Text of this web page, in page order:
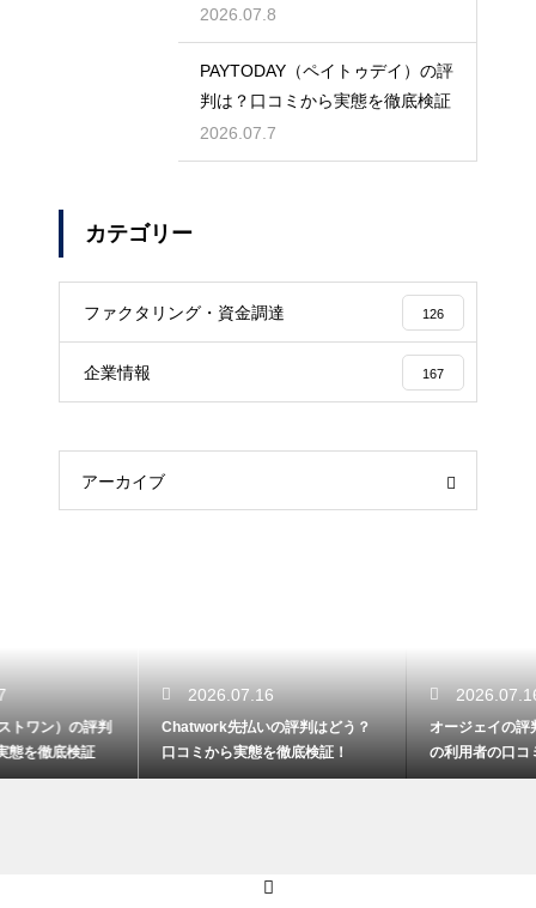
検証！
2026.07.8
PAYTODAY（ペイトゥデイ）の評
判は？口コミから実態を徹底検証
2026.07.7
カテゴリー
ファクタリング・資金調達 126
企業情報 167
アーカイブ
Chatwork先払いの評判はどう？
口コミから実態を徹底検証！
オージェイの評判は悪いの？実際
の利用者の口コミからリアルな実
態検証